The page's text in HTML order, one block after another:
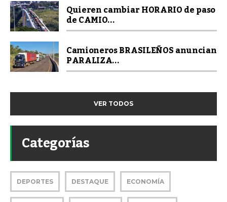
Quieren cambiar HORARIO de paso
de CAMIO...
Camioneros BRASILEÑOS anuncian
PARALIZA...
VER TODOS
Categorías
DEPORTES DESTAQUE ECONOMÍA